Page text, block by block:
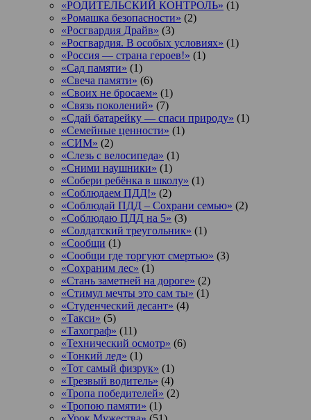
«РОДИТЕЛЬСКИЙ КОНТРОЛЬ» (1)
«Ромашка безопасности» (2)
«Росгвардия Драйв» (3)
«Росгвардия. В особых условиях» (1)
«Россия — страна героев!» (1)
«Сад памяти» (1)
«Свеча памяти» (6)
«Своих не бросаем» (1)
«Связь поколений» (7)
«Сдай батарейку — спаси природу» (1)
«Семейные ценности» (1)
«СИМ» (2)
«Слезь с велосипеда» (1)
«Сними наушники» (1)
«Собери ребёнка в школу» (1)
«Соблюдаем ПДД!» (2)
«Соблюдай ПДД – Сохрани семью» (2)
«Соблюдаю ПДД на 5» (3)
«Солдатский треугольник» (1)
«Сообщи (1)
«Сообщи где торгуют смертью» (3)
«Сохраним лес» (1)
«Стань заметней на дороге» (2)
«Стимул мечты это сам ты» (1)
«Студенческий десант» (4)
«Такси» (5)
«Тахограф» (11)
«Технический осмотр» (6)
«Тонкий лед» (1)
«Тот самый физрук» (1)
«Трезвый водитель» (4)
«Тропа победителей» (2)
«Тропою памяти» (1)